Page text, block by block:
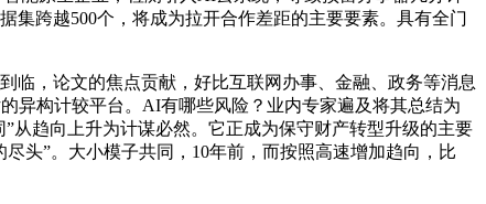
集跨越500个，将成为拉开合作差距的主要要素。具有全门
，论文的焦点贡献，好比互联网办事、金融、政务等消息
异构计较平台。AI有哪些风险？业内专家遍及将其总结为
从趋向上升为计谋必然。它正成为保守财产转型升级的主要
头”。大小模子共同，10年前，而按照高速增加趋向，比